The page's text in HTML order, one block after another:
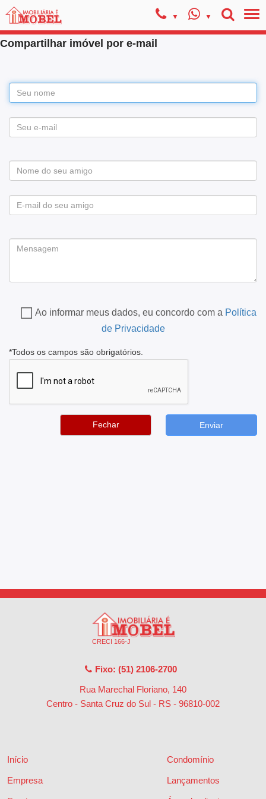
Compartilhar imóvel por e-mail
Ao informar meus dados, eu concordo com a Política
de Privacidade
*Todos os campos são obrigatórios.
Fechar
CRECI 166-J
Fixo: (51) 2106-2700
Rua Marechal Floriano, 140
Centro - Santa Cruz do Sul - RS - 96810-002
Início
Empresa
Condomínio
Lançamentos